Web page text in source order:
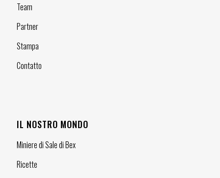
Team
Partner
Stampa
Contatto
IL NOSTRO MONDO
Miniere di Sale di Bex
Ricette